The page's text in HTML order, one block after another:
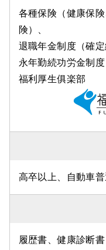
各種保険（健康保
険）、
退職年金制度（確定
永年勤続功労金制度
福利厚生俱楽部
高卒以上、自動車
履歴書、健康診断書